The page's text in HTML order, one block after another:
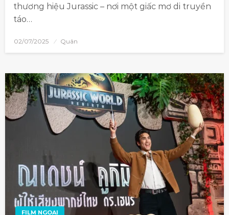
thương hiệu Jurassic – nơi một giấc mơ di truyền
táo…
02/07/2025 Quân
FILM NGOẠI